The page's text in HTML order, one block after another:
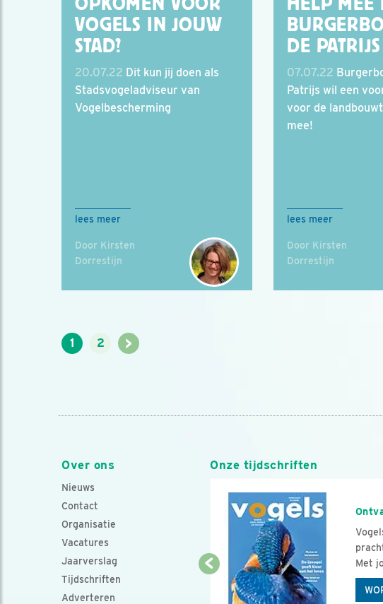
VOGELS IN JOUW
STAD?
20.07.22 Dit kun jij doen als
Stadsvogeladviseur van
Vogelbescherming
lees meer
Door Kirsten
Dorrestijn
DE PATRIJS
07.07.22
Patrijs wil een
voor de
mee!
lees meer
Door Kirsten
Dorrestijn
1 2 >
Over ons
Nieuws
Contact
Organisatie
Vacatures
Jaarverslag
Tijdschriften
Adverteren
Onze tijdschriften
Met